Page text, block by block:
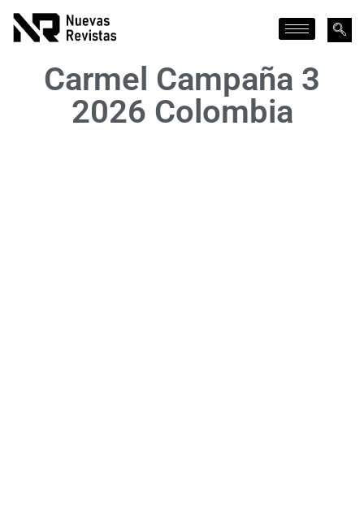
Carmel Campaña 3
2026 Colombia